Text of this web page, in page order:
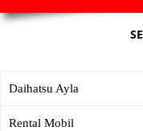
Daihatsu Ayla
Rental Mobil